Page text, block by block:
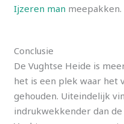
Ijzeren man meepakken.
Conclusie
De Vughtse Heide is
het is een plek waar het
gehouden. Uiteindelijk
indrukwekkender dan